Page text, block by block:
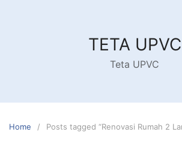
TETA UPVC
Teta UPVC
Home Posts tagged “Renovasi Rumah 2